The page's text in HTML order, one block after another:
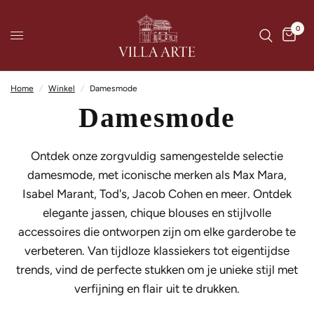
0
Home / Winkel / Damesmode
Damesmode
Ontdek onze zorgvuldig samengestelde selectie
damesmode, met iconische merken als Max Mara,
Isabel Marant, Tod's, Jacob Cohen en meer. Ontdek
elegante jassen, chique blouses en stijlvolle
accessoires die ontworpen zijn om elke garderobe te
verbeteren. Van tijdloze klassiekers tot eigentijdse
trends, vind de perfecte stukken om je unieke stijl met
verfijning en flair uit te drukken.